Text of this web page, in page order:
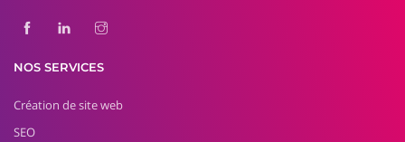
NOS SERVICES
Création de site web
SEO